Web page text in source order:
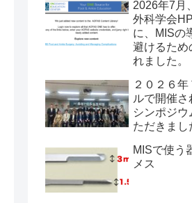
2026年7月
外科学会
に、MISの
避けるため
れました。
２０２６
ルで開催さ
シンポジ
ただきまし
MISで使う
メス